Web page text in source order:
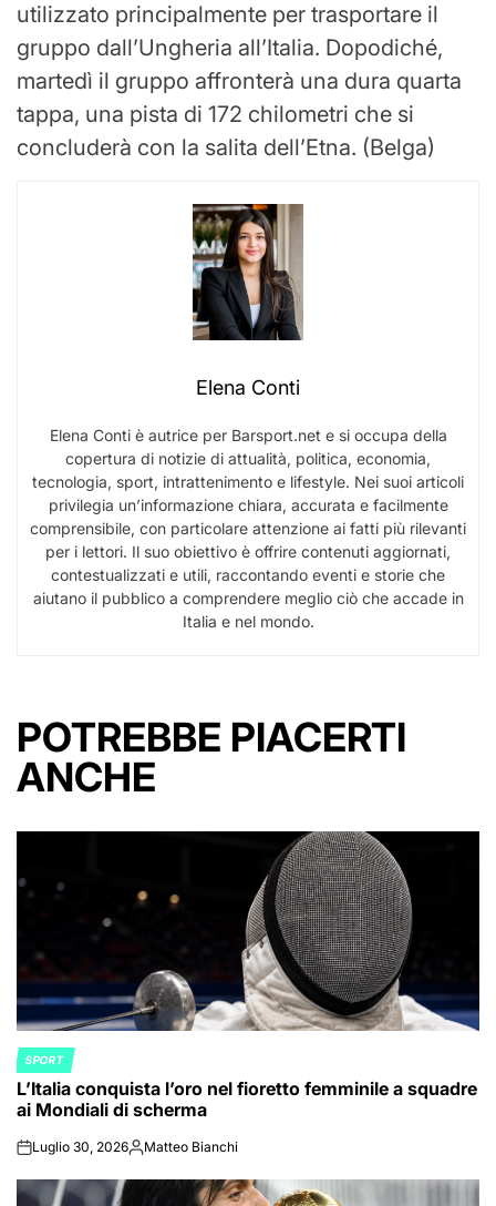
utilizzato principalmente per trasportare il
gruppo dall’Ungheria all’Italia. Dopodiché,
martedì il gruppo affronterà una dura quarta
tappa, una pista di 172 chilometri che si
concluderà con la salita dell’Etna. (Belga)
Elena Conti
Elena Conti è autrice per Barsport.net e si occupa della
copertura di notizie di attualità, politica, economia,
tecnologia, sport, intrattenimento e lifestyle. Nei suoi articoli
privilegia un’informazione chiara, accurata e facilmente
comprensibile, con particolare attenzione ai fatti più rilevanti
per i lettori. Il suo obiettivo è offrire contenuti aggiornati,
contestualizzati e utili, raccontando eventi e storie che
aiutano il pubblico a comprendere meglio ciò che accade in
Italia e nel mondo.
POTREBBE PIACERTI
ANCHE
POSTED
IN
SPORT
L’Italia conquista l’oro nel fioretto femminile a squadre
ai Mondiali di scherma
onLuglio 30, 2026Posted
Matteo Bianchi